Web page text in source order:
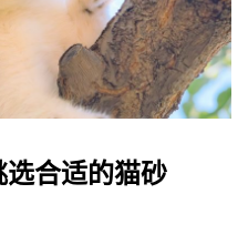
合适的猫砂